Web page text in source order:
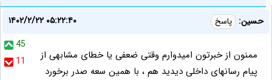
حسین: پاسخ
۱۴۰۲/۲/۲۲ ۰۵:۲۲:۴۰
45
11
ممنون از خبرتون امیدوارم وقتی ضعفی یا خطای مشابهی از
پیام رسانهای داخلی دیدید هم ، با همین سعه صدر برخورد